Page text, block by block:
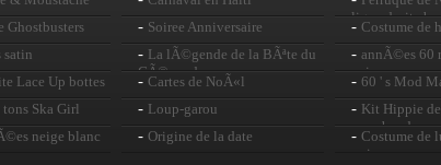
Ghostbusters
satin
Lace Up bottes
tons Ska Girl
neige blanc
- Soiree Anniversaire
- La lÃ©gende de la BÃªte du
GÃ©vaudan
- Cartes de NoÃ«l
- Loup-garou
- Origine de la date
ligne droite
- Costume de
- annÃ©es 60
paix
- 60 ' s Mod
- Kit Hippie
avec bandeau
- Costume de
poivre rose